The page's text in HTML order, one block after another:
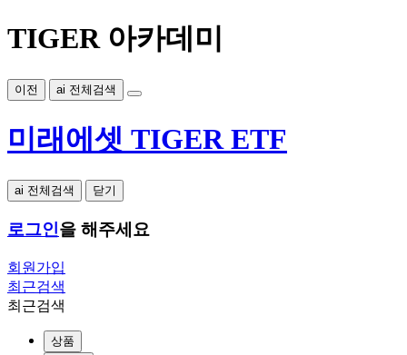
TIGER 아카데미
이전 ai 전체검색
미래에셋 TIGER ETF
ai 전체검색 닫기
로그인을 해주세요
회원가입
최근검색
최근검색
상품